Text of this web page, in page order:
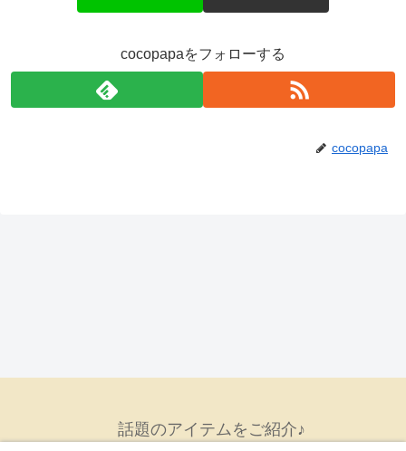
cocopapaをフォローする
cocopapa
話題のアイテムをご紹介♪